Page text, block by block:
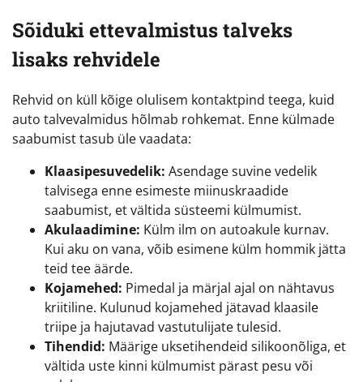
Sõiduki ettevalmistus talveks
lisaks rehvidele
Rehvid on küll kõige olulisem kontaktpind teega, kuid
auto talvevalmidus hõlmab rohkemat. Enne külmade
saabumist tasub üle vaadata:
Klaasipesuvedelik: Asendage suvine vedelik
talvisega enne esimeste miinuskraadide
saabumist, et vältida süsteemi külmumist.
Akulaadimine: Külm ilm on autoakule kurnav.
Kui aku on vana, võib esimene külm hommik jätta
teid tee äärde.
Kojamehed: Pimedal ja märjal ajal on nähtavus
kriitiline. Kulunud kojamehed jätavad klaasile
triipe ja hajutavad vastutulijate tulesid.
Tihendid: Määrige uksetihendeid silikoonõliga, et
vältida uste kinni külmumist pärast pesu või